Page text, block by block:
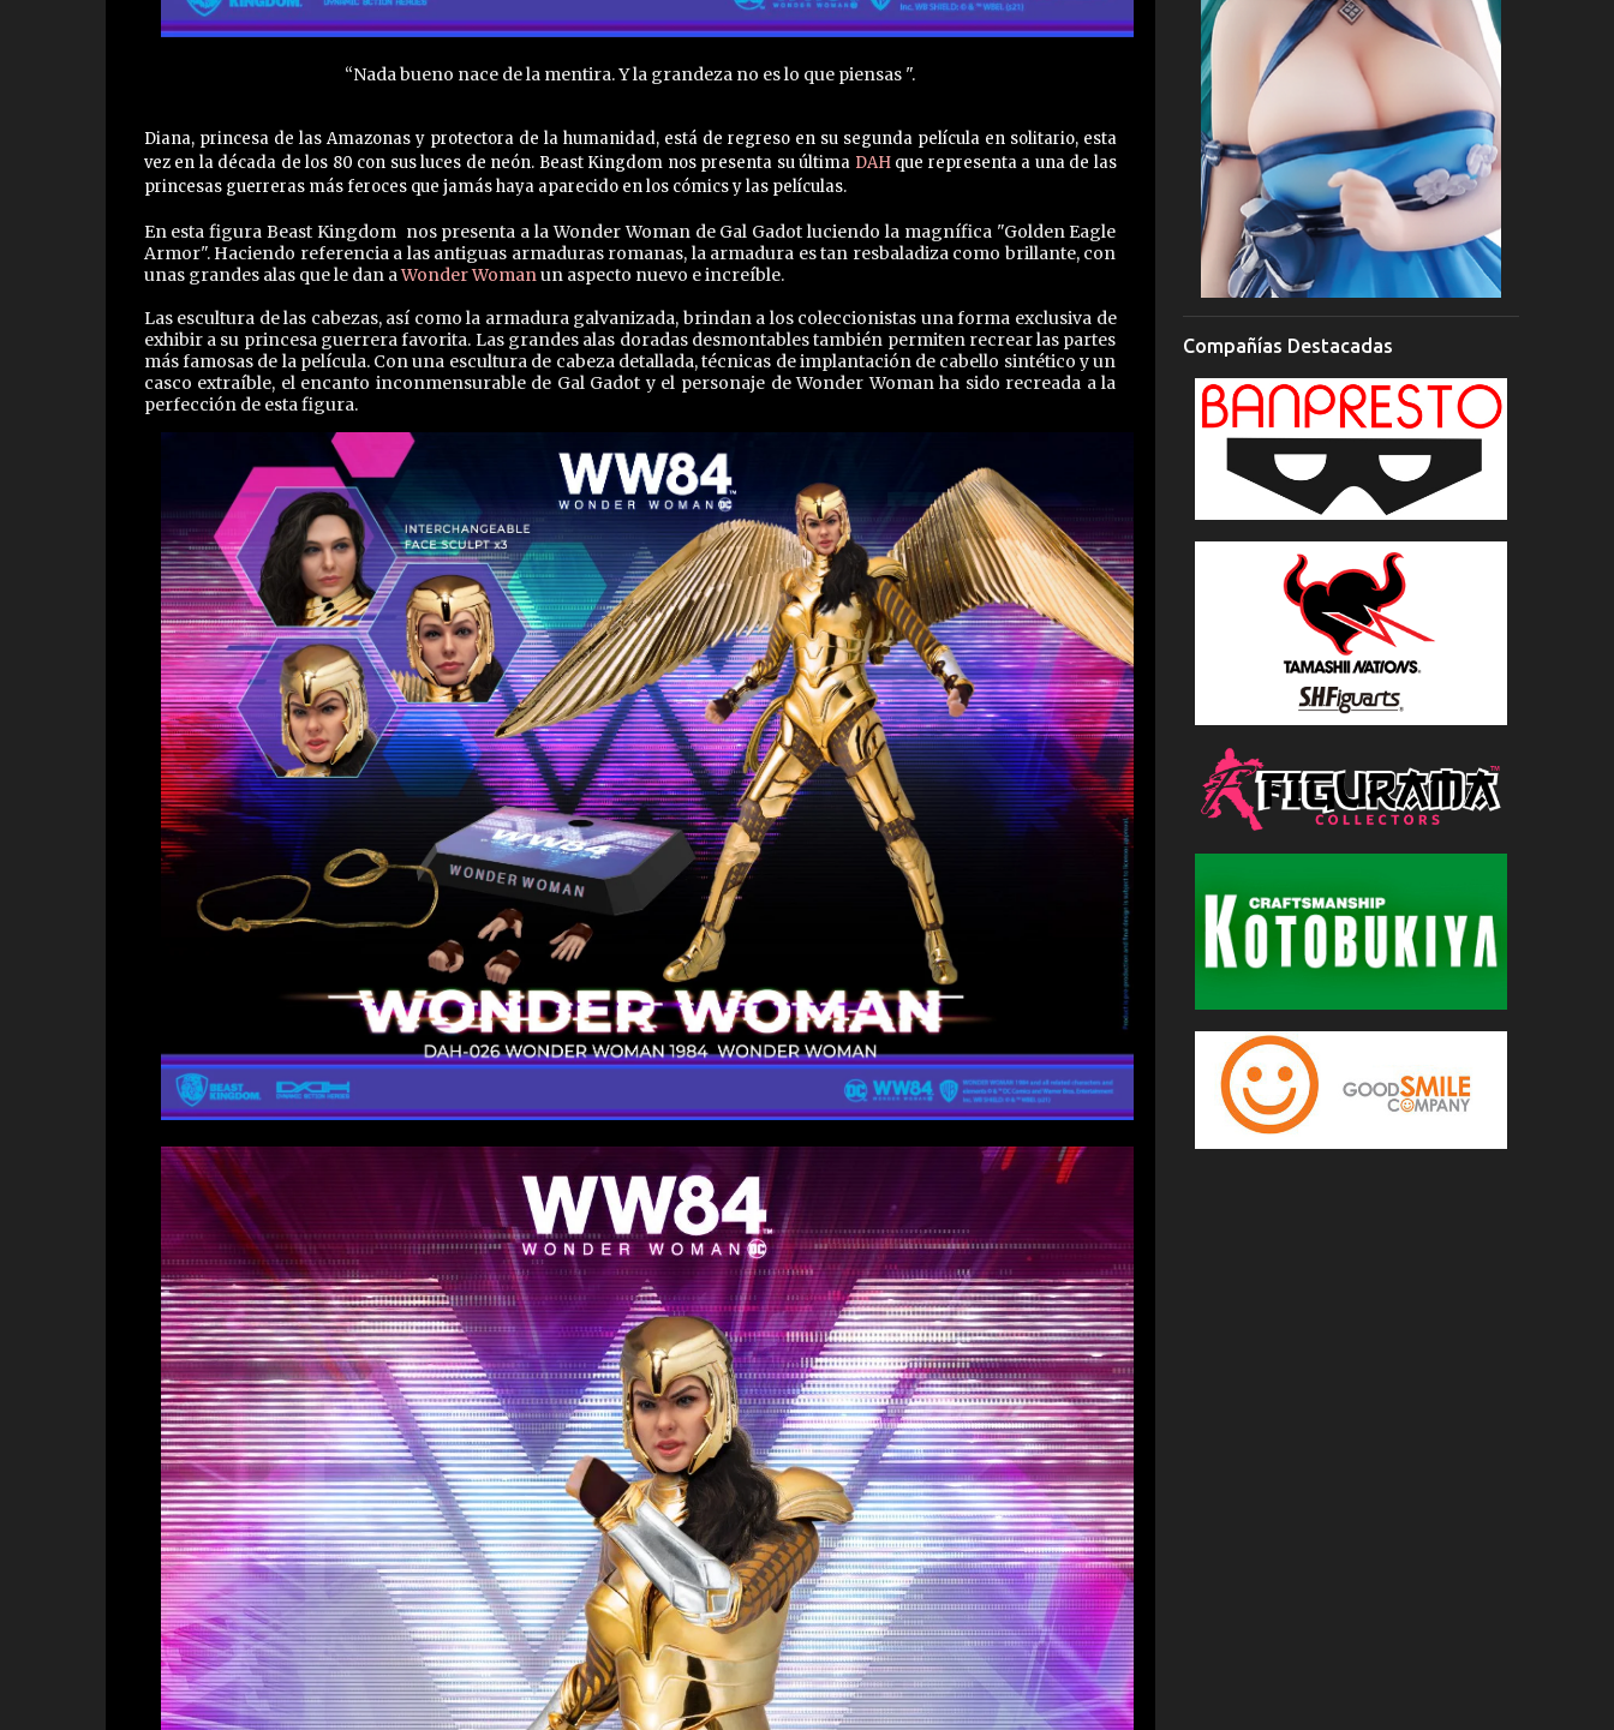
“Nada bueno nace de la mentira. Y la grandeza no es lo que piensas ".
Diana, princesa de las Amazonas y protectora de la humanidad, está de regreso en su segunda película en solitario, esta
vez en la década de los 80 con sus luces de neón. Beast Kingdom nos presenta su última DAHque representa a una de las
princesas guerreras más feroces que jamás haya aparecido en los cómics y las películas.
En esta figura Beast Kingdom nos presenta a la Wonder Woman de Gal Gadot luciendo la magnífica "Golden Eagle
Armor". Haciendo referencia a las antiguas armaduras romanas, la armadura es tan resbaladiza como brillante, con
unas grandes alas que le dan aWonder Womanun aspecto nuevo e increíble.
Las escultura de las cabezas, así como la armadura galvanizada, brindan a los coleccionistas una forma exclusiva de
exhibir a su princesa guerrera favorita. Las grandes alas doradas desmontables también permiten recrear las partes
más famosas de la película. Con una escultura de cabeza detallada, técnicas de implantación de cabello sintético y un
casco extraíble, el encanto inconmensurable de Gal Gadot y el personaje de Wonder Woman ha sido recreada a la
perfección de esta figura.
Compañías Destacadas